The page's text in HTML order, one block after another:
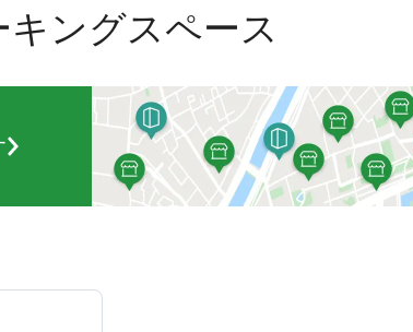
ングスペース